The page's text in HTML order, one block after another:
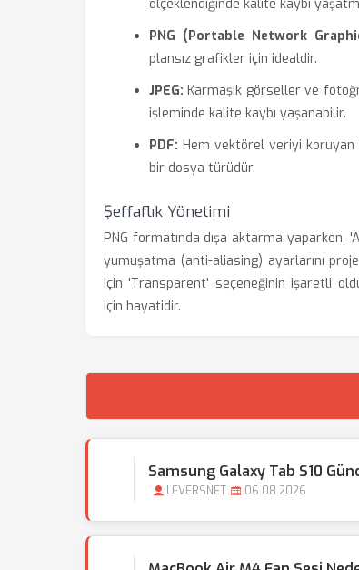
ölçeklendiğinde kalite kaybı
PNG (Portable Network
plansız grafikler için idealdir.
JPEG: Karmaşık görseller ve
işleminde kalite kaybı yaşanabilir.
PDF: Hem vektörel veriyi koruyan
bir dosya türüdür.
Şeffaflık Yönetimi
PNG formatında dışa aktarma
yumuşatma (anti-aliasing) ayarlarını
için 'Transparent' seçeneğinin işaretli
için hayatidir.
Samsung Galaxy Tab S10
LEVERSNET 06.08.2026